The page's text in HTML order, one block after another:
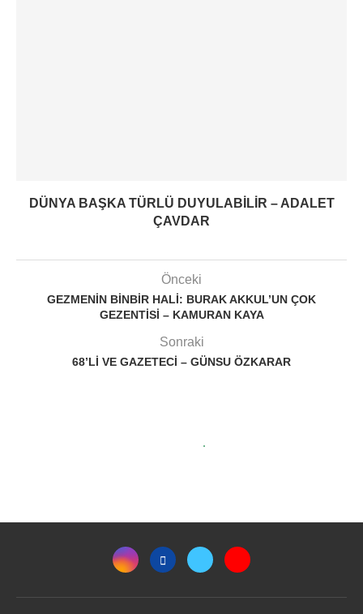
DÜNYA BAŞKA TÜRLÜ DUYULABILIR – ADALET
ÇAVDAR
Önceki
GEZMENIN BINBIR HALI: BURAK AKKUL’UN ÇOK
GEZENTISI – KAMURAN KAYA
Sonraki
68’LI VE GAZETECI – GÜNSU ÖZKARAR